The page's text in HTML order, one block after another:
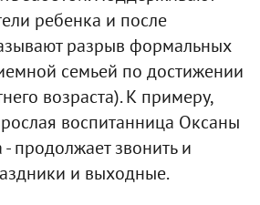
ребенка и после
разрыв формальных
семьей по достижении
возраста). К примеру,
воспитанница Оксаны
- продолжает звонить и
и выходные.